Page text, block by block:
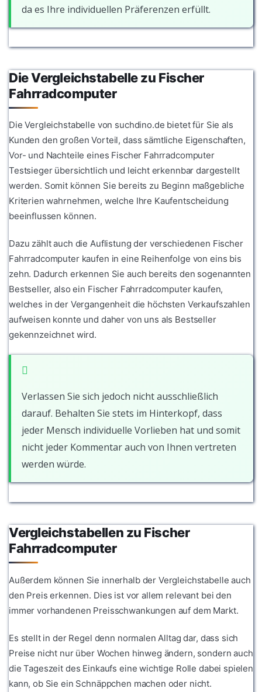
da es Ihre individuellen Präferenzen erfüllt.
Die Vergleichstabelle zu Fischer
Fahrradcomputer
Die Vergleichstabelle von suchdino.de bietet für Sie als
Kunden den großen Vorteil, dass sämtliche Eigenschaften,
Vor- und Nachteile eines Fischer Fahrradcomputer
Testsieger übersichtlich und leicht erkennbar dargestellt
werden. Somit können Sie bereits zu Beginn maßgebliche
Kriterien wahrnehmen, welche Ihre Kaufentscheidung
beeinflussen können.
Dazu zählt auch die Auflistung der verschiedenen Fischer
Fahrradcomputer kaufen in eine Reihenfolge von eins bis
zehn. Dadurch erkennen Sie auch bereits den sogenannten
Bestseller, also ein Fischer Fahrradcomputer kaufen,
welches in der Vergangenheit die höchsten Verkaufszahlen
aufweisen konnte und daher von uns als Bestseller
gekennzeichnet wird.
Verlassen Sie sich jedoch nicht ausschließlich
darauf. Behalten Sie stets im Hinterkopf, dass
jeder Mensch individuelle Vorlieben hat und somit
nicht jeder Kommentar auch von Ihnen vertreten
werden würde.
Vergleichstabellen zu Fischer
Fahrradcomputer
Außerdem können Sie innerhalb der Vergleichstabelle auch
den Preis erkennen. Dies ist vor allem relevant bei den
immer vorhandenen Preisschwankungen auf dem Markt.
Es stellt in der Regel denn normalen Alltag dar, dass sich
Preise nicht nur über Wochen hinweg ändern, sondern auch
die Tageszeit des Einkaufs eine wichtige Rolle dabei spielen
kann, ob Sie ein Schnäppchen machen oder nicht.